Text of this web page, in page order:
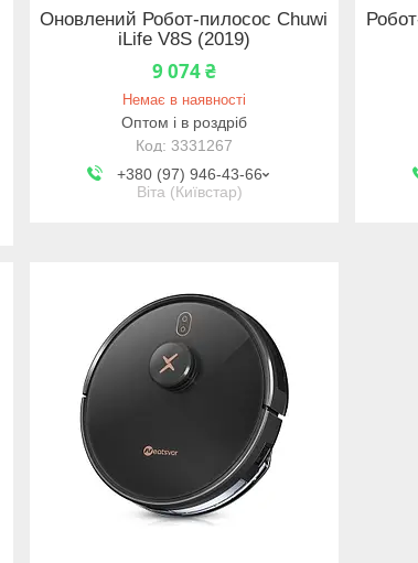
Оновлений Робот-пилосос Chuwi
iLife V8S (2019)
9 074 ₴
Немає в наявності
Оптом і в роздріб
3331267
+380 (97) 946-43-66
Віта (Київстар)